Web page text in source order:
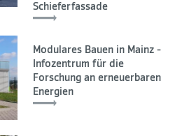
Schieferfassade
Modulares Bauen in Mainz -
Infozentrum für die
Forschung an erneuerbaren
Energien